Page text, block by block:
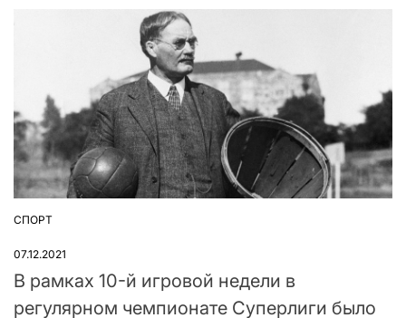
ОПУБЛІКУВАТИ
СПОРТ
07.12.2021
В рамках 10-й игровой недели в
регулярном чемпионате Суперлиги было